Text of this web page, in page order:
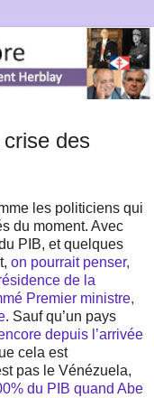
des
les politiciens qui
du moment. Avec
PIB, et quelques
on pourrait penser,
de la
Premier ministre,
. Sauf qu’un pays
depuis l’arrivée
cela est
pas le Vénézuela,
du PIB quand Abe